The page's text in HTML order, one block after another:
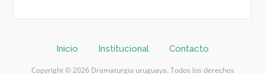
Inicio Institucional Contacto
Copyright © 2026 Dramaturgia uruguaya. Todos los derechos